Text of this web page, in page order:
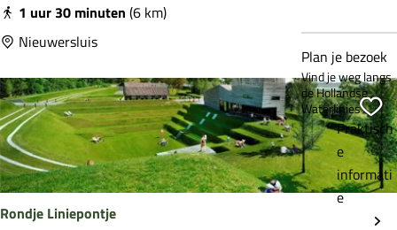
Plan je bezoek
Vind je weg langs
de Hollandse
Waterlinies
Praktisch
e
informati
e
m
m
n
i
e
d
i
j
e
r
i
n
i
e
o
m
m
1 uur 30 minuten (6 km)
Nieuwersluis
Rondje Liniepontje